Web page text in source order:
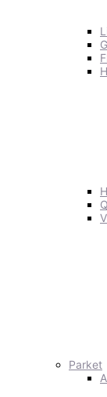
Parket